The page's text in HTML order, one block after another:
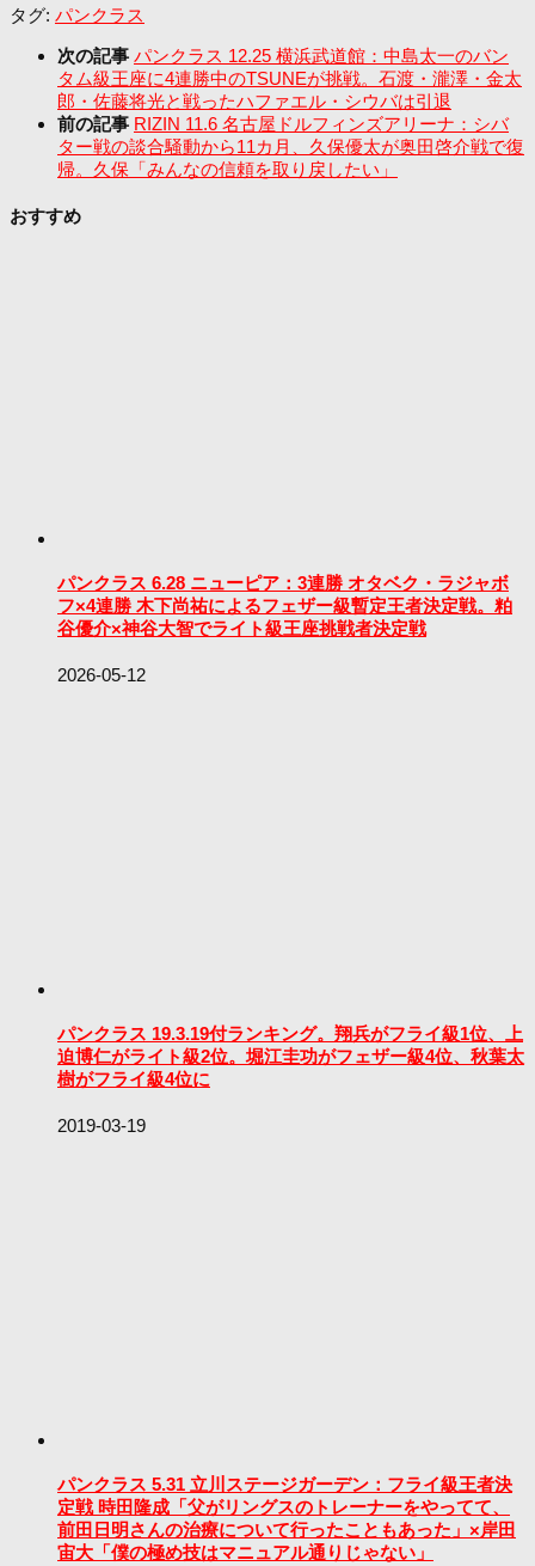
タグ: パンクラス
次の記事 パンクラス 12.25 横浜武道館：中島太一のバン
タム級王座に4連勝中のTSUNEが挑戦。石渡・瀧澤・金太
郎・佐藤将光と戦ったハファエル・シウバは引退
前の記事 RIZIN 11.6 名古屋ドルフィンズアリーナ：シバ
ター戦の談合騒動から11カ月、久保優太が奥田啓介戦で復
帰。久保「みんなの信頼を取り戻したい」
おすすめ
パンクラス 6.28 ニューピア：3連勝 オタベク・ラジャボ
フ×4連勝 木下尚祐によるフェザー級暫定王者決定戦。粕
谷優介×神谷大智でライト級王座挑戦者決定戦
2026-05-12
パンクラス 19.3.19付ランキング。翔兵がフライ級1位、上
迫博仁がライト級2位。堀江圭功がフェザー級4位、秋葉太
樹がフライ級4位に
2019-03-19
パンクラス 5.31 立川ステージガーデン：フライ級王者決
定戦 時田隆成「父がリングスのトレーナーをやってて、
前田日明さんの治療について行ったこともあった」×岸田
宙大「僕の極め技はマニュアル通りじゃない」